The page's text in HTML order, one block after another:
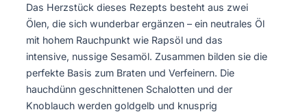
Das Herzstück dieses Rezepts besteht aus zwei
Ölen, die sich wunderbar ergänzen – ein neutrales Öl
mit hohem Rauchpunkt wie Rapsöl und das
intensive, nussige Sesamöl. Zusammen bilden sie die
perfekte Basis zum Braten und Verfeinern. Die
hauchdünn geschnittenen Schalotten und der
Knoblauch werden goldgelb und knusprig